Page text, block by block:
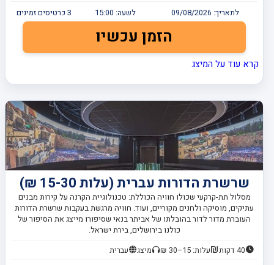
לתאריך: 09/08/2026 לשעה: 15:00
3 כרטיסים זמינים
הזמן עכשיו
קרא עוד על המיצג
שרשרת הדורות עברית (עלות 15-30 ₪)
מסלול תת-קרקעי שכולו חוויה הכוללת: טכנולוגיית הקרנה על קירות מבנים
עתיקים, מוסיקה ולחנים מקוריים, ועוד. חוויה מרגשת בעקבות שרשרת הדורות
העוברת מדור לדור בהובלתו של אביתר בנאי שסיפורו מייצג את הסיפור של
כולנו בירושלים, בירת ישראל.
40 דקות עלות: 15–30 ₪ מיצג
עברית